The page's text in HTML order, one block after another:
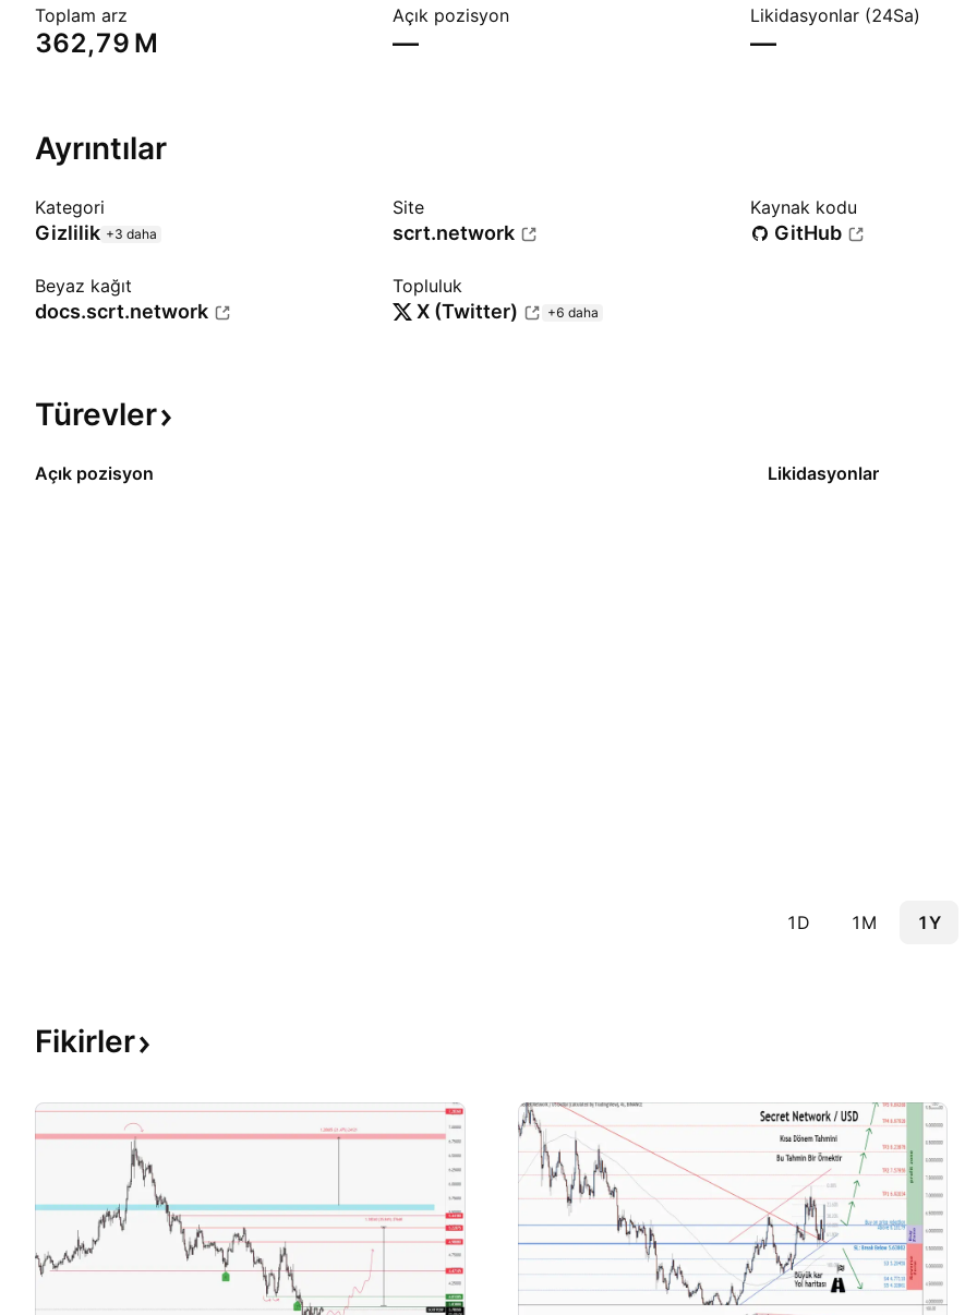
Toplam arz
‪362,79 M‬
Açık pozisyon
—
Likidasyonlar (24Sa)
—
Ayrıntılar
Kategori
Gizlilik +3 daha
Site
scrt.network
Kaynak kodu
GitHub
Beyaz kağıt
docs.scrt.network
Topluluk
X (Twitter) +6 daha
Türevler
Açık pozisyon Likidasyonlar
1D 1M 1Y
Fikirler